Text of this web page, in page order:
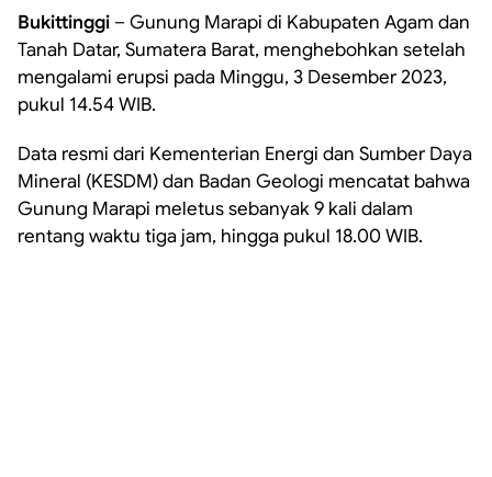
Bukittinggi – Gunung Marapi di Kabupaten Agam dan
Tanah Datar, Sumatera Barat, menghebohkan setelah
mengalami erupsi pada Minggu, 3 Desember 2023,
pukul 14.54 WIB.
Data resmi dari Kementerian Energi dan Sumber Daya
Mineral (KESDM) dan Badan Geologi mencatat bahwa
Gunung Marapi meletus sebanyak 9 kali dalam
rentang waktu tiga jam, hingga pukul 18.00 WIB.